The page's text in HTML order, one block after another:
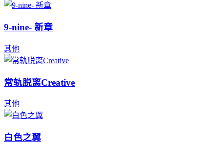
9-nine- 新章
其他
常轨脱离Creative
其他
白色之翼